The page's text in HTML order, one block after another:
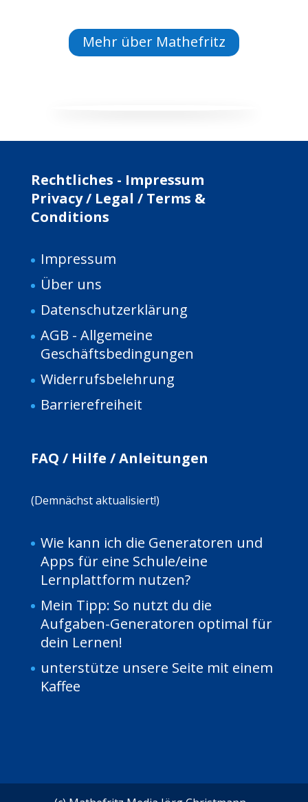
Mehr über Mathefritz
Rechtliches - Impressum
Privacy / Legal / Terms &
Conditions
Impressum
Über uns
Datenschutzerklärung
AGB - Allgemeine
Geschäftsbedingungen
Widerrufsbelehrung
Barrierefreiheit
FAQ / Hilfe / Anleitungen
(Demnächst aktualisiert!)
Wie kann ich die Generatoren und
Apps für eine Schule/eine
Lernplattform nutzen?
Mein Tipp: So nutzt du die
Aufgaben-Generatoren optimal für
dein Lernen!
unterstütze unsere Seite mit einem
Kaffee